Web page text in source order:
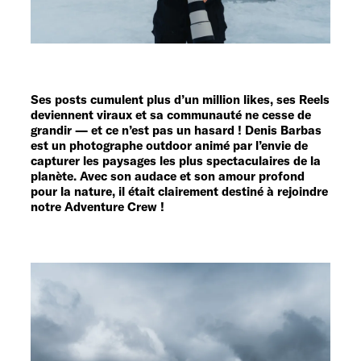
Ses posts cumulent plus d’un million likes, ses Reels
deviennent viraux et sa communauté ne cesse de
grandir — et ce n’est pas un hasard ! Denis Barbas
est un photographe outdoor animé par l’envie de
capturer les paysages les plus spectaculaires de la
planète. Avec son audace et son amour profond
pour la nature, il était clairement destiné à rejoindre
notre Adventure Crew !